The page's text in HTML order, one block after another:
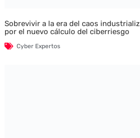
Sobrevivir a la era del caos
por el nuevo cálculo del ciberriesgo
Cyber Expertos